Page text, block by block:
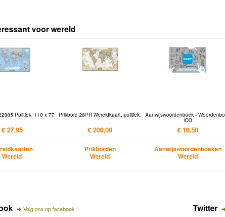
voor wereld
Politiek, 110 x 77
€ 27,95
Wereld
Prikbord 26PR Wereldkaart, politiek,
€ 200,00
Prikborden
Wereld
Aanwijswoordenboek -
ICO
€ 10,50
Aanwijswoordenboeken
Wereld
Volg ons op facebook Twitter